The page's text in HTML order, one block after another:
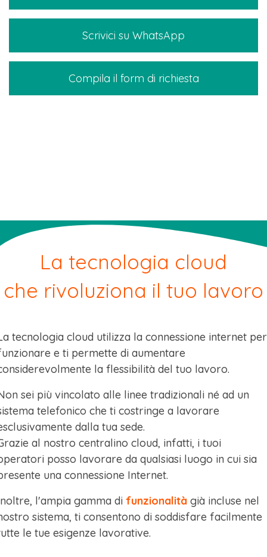
Scrivici su WhatsApp
Compila il form di richiesta
La tecnologia cloud
che rivoluziona il tuo lavoro
tecnologia cloud utilizza la connessione internet per
e ti permette di aumentare
la flessibilità del tuo lavoro.
sei più vincolato alle linee tradizionali né ad un
telefonico che ti costringe a lavorare
dalla tua sede.
al nostro centralino cloud, infatti, i tuoi
posso lavorare da qualsiasi luogo in cui sia
una connessione Internet.
l'ampia gamma di funzionalità già incluse nel
sistema, ti consentono di soddisfare facilmente
le tue esigenze lavorative.